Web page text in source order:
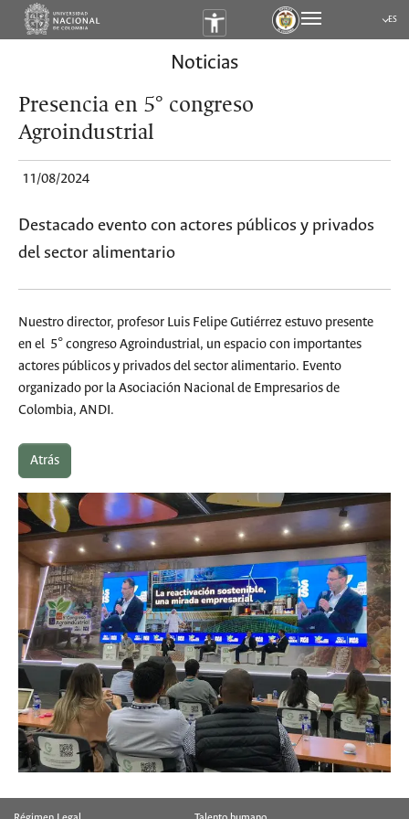
ES
Noticias
Presencia en 5° congreso
Agroindustrial
11/08/2024
Destacado evento con actores públicos y privados
del sector alimentario
Nuestro director, profesor Luis Felipe Gutiérrez estuvo presente
en el 5° congreso Agroindustrial, un espacio con importantes
actores públicos y privados del sector alimentario. Evento
organizado por la Asociación Nacional de Empresarios de
Colombia, ANDI.
Atrás